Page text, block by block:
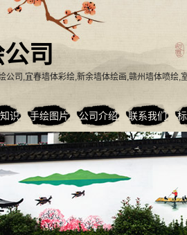
司
公司,宜春墙体彩绘,新余墙体绘画,赣州墙体喷绘,
识 手绘图片 公司介绍 联系我们